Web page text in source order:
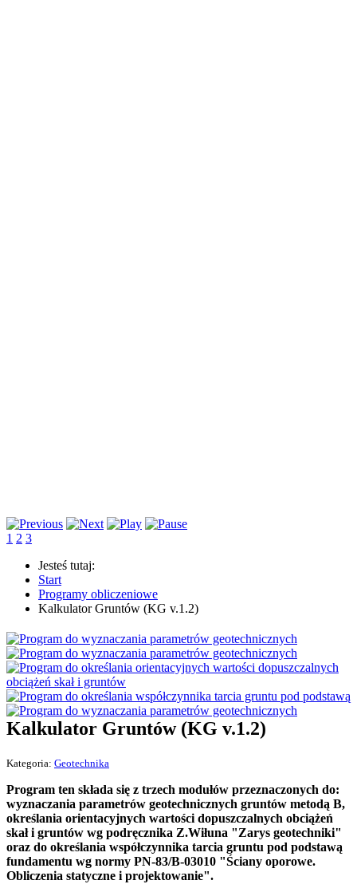
1 2 3
Jesteś tutaj:
Start
Programy obliczeniowe
Kalkulator Gruntów (KG v.1.2)
Kalkulator Gruntów (KG v.1.2)
Kategoria: Geotechnika
Program ten składa się z trzech modułów przeznaczonych do:
wyznaczania parametrów geotechnicznych gruntów metodą B,
określania orientacyjnych wartości dopuszczalnych obciążeń
skał i gruntów wg podręcznika Z.Wiłuna "Zarys geotechniki"
oraz do określania współczynnika tarcia gruntu pod podstawą
fundamentu wg normy PN-83/B-03010 "Ściany oporowe.
Obliczenia statyczne i projektowanie".